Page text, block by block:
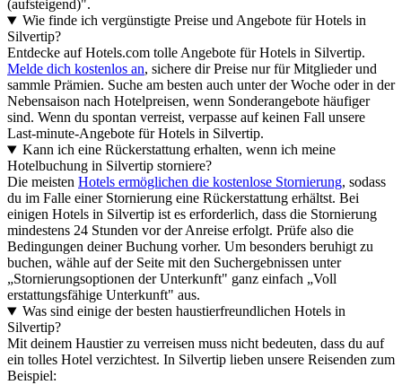
(aufsteigend)".
Wie finde ich vergünstigte Preise und Angebote für Hotels in
Silvertip?
Entdecke auf Hotels.com tolle Angebote für Hotels in Silvertip.
Melde dich kostenlos an, sichere dir Preise nur für Mitglieder und
sammle Prämien. Suche am besten auch unter der Woche oder in der
Nebensaison nach Hotelpreisen, wenn Sonderangebote häufiger
sind. Wenn du spontan verreist, verpasse auf keinen Fall unsere
Last-minute-Angebote für Hotels in Silvertip.
Kann ich eine Rückerstattung erhalten, wenn ich meine
Hotelbuchung in Silvertip storniere?
Die meisten Hotels ermöglichen die kostenlose Stornierung, sodass
du im Falle einer Stornierung eine Rückerstattung erhältst. Bei
einigen Hotels in Silvertip ist es erforderlich, dass die Stornierung
mindestens 24 Stunden vor der Anreise erfolgt. Prüfe also die
Bedingungen deiner Buchung vorher. Um besonders beruhigt zu
buchen, wähle auf der Seite mit den Suchergebnissen unter
„Stornierungsoptionen der Unterkunft" ganz einfach „Voll
erstattungsfähige Unterkunft" aus.
Was sind einige der besten haustierfreundlichen Hotels in
Silvertip?
Mit deinem Haustier zu verreisen muss nicht bedeuten, dass du auf
ein tolles Hotel verzichtest. In Silvertip lieben unsere Reisenden zum
Beispiel: